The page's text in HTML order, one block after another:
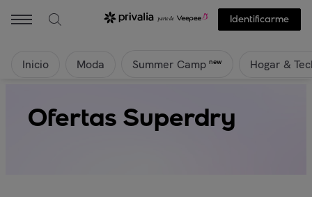
Identificarme
Inicio Moda Summer Camp new Hogar &
Ofertas Superdry